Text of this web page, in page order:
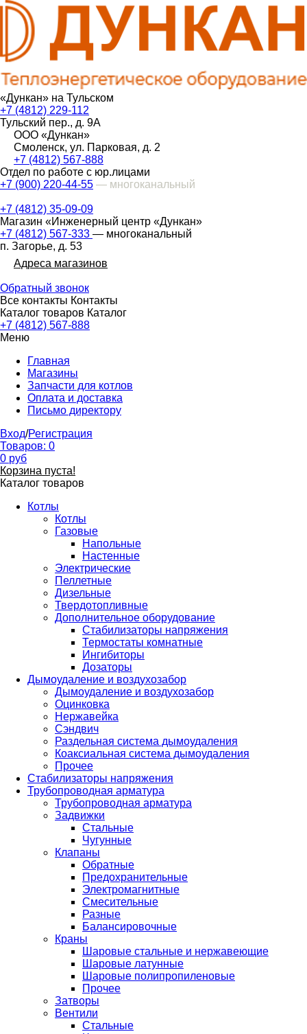
«Дункан» на Тульском
+7 (4812) 229-112
Тульский пер., д. 9А
ООО «Дункан»
Смоленск, ул. Парковая, д. 2
+7 (4812) 567-888
Отдел по работе с юр.лицами
+7 (900) 220-44-55 — многоканальный
+7 (4812) 35-09-09
Магазин «Инженерный центр «Дункан»
+7 (4812) 567-333 — многоканальный
п. Загорье, д. 53
Адреса магазинов
Обратный звонок
Все контакты Контакты
Каталог товаров Каталог
+7 (4812) 567-888
Меню
Главная
Магазины
Запчасти для котлов
Оплата и доставка
Письмо директору
Вход/Регистрация
Товаров: 0
0 руб
Корзина пуста!
Каталог товаров
Котлы
Котлы
Газовые
Напольные
Настенные
Электрические
Пеллетные
Дизельные
Твердотопливные
Дополнительное оборудование
Стабилизаторы напряжения
Термостаты комнатные
Ингибиторы
Дозаторы
Дымоудаление и воздухозабор
Дымоудаление и воздухозабор
Оцинковка
Нержавейка
Сэндвич
Раздельная система дымоудаления
Коаксиальная система дымоудаления
Прочее
Стабилизаторы напряжения
Трубопроводная арматура
Трубопроводная арматура
Задвижки
Стальные
Чугунные
Клапаны
Обратные
Предохранительные
Электромагнитные
Смесительные
Разные
Балансировочные
Краны
Шаровые стальные и нержавеющие
Шаровые латунные
Шаровые полипропиленовые
Прочее
Затворы
Вентили
Стальные